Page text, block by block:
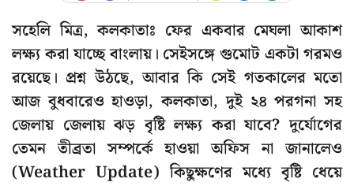
সহেলি মিত্র, কলকাতাঃ ফের একবার মেঘলা আকাশ
লক্ষ্য করা যাচ্ছে বাংলায়। সেইসঙ্গে গুমোট একটা গরমও
রয়েছে। প্রশ্ন উঠছে, আবার কি সেই গতকালের মতো
আজ বুধবারেও হাওড়া, কলকাতা, দুই ২৪ পরগনা সহ
জেলায় জেলায় ঝড় বৃষ্টি লক্ষ্য করা যাবে? দুর্যোগের
তেমন তীব্রতা সম্পর্কে হাওয়া অফিস না জানালেও
(Weather Update) কিছুক্ষণের মধ্যে বৃষ্টি ধেয়ে